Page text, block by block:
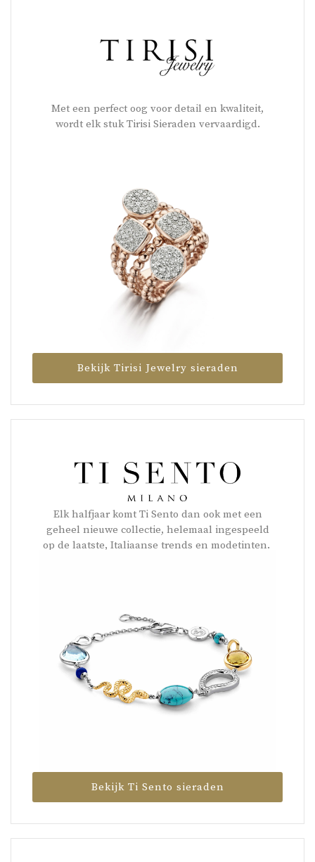
Met een perfect oog voor detail en kwaliteit,
wordt elk stuk Tirisi Sieraden vervaardigd.
Bekijk Tirisi Jewelry sieraden
Elk halfjaar komt Ti Sento dan ook met een
geheel nieuwe collectie, helemaal ingespeeld
op de laatste, Italiaanse trends en modetinten.
Bekijk Ti Sento sieraden